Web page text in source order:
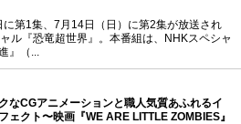
第1集、7月14日（日）に第2集が放送され
ル『恐竜超世界』。本番組は、NHKスペシャ
』（...
なCGアニメーションと職人気質あふれるイ
ェクト〜映画『WE ARE LITTLE ZOMBIES』